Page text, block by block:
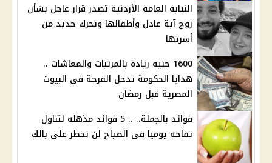
النيابة العامة الأردنية تصدر قرار عاجل بشأن
زوج آية عادل وأطفالها وتحرك جديد من
أسرتها
1600 جنيه زيادة بالمرتبات والمعاشات ..
هدايا الحكومة تدخل الفرحة في البيوت
المصرية قبل رمضان
فوائد بالجملة.. .. 5 فوائد مذهله لتناول
تفاحه يوميا فى الصباح لن تخطر على بالك